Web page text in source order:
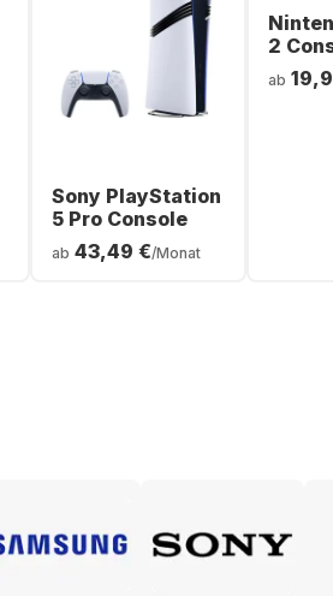
Sony PlayStation
5 Pro Console
ab 43,49 €/Monat
2
ab